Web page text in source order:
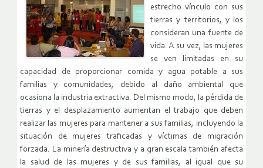
estrecho vínculo con sus
tierras y territorios, y los
consideran una fuente de
vida. A su vez, las mujeres
se ven limitadas en su
capacidad de proporcionar comida y agua potable a sus
familias y comunidades, debido al daño ambiental que
ocasiona la industria extractiva. Del mismo modo, la pérdida de
tierras y el desplazamiento aumentan el trabajo que deben
realizar las mujeres para mantener a sus familias, incluyendo la
situación de mujeres traficadas y víctimas de migración
forzada. La minería destructiva y a gran escala también afecta
la salud de las mujeres y de sus familias, al igual que su